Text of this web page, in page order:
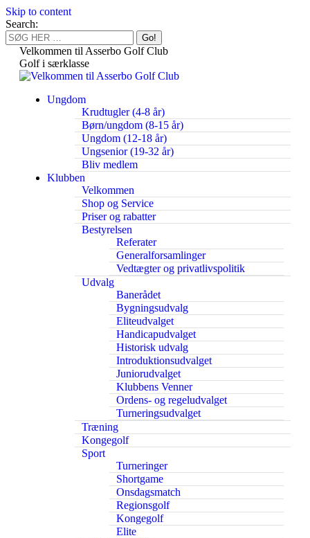
Skip to content
Search:
Velkommen til Asserbo Golf Club
Golf i særklasse
Ungdom
Krudtugler (4-8 år)
Børn/ungdom (8-15 år)
Ungdom (12-18 år)
Ungsenior (19-32 år)
Bliv medlem
Klubben
Velkommen
Shop og Service
Priser og rabatter
Bestyrelsen
Referater
Generalforsamlinger
Vedtægter og privatlivspolitik
Udvalg
Banerådet
Bygningsudvalg
Eliteudvalget
Handicapudvalget
Historisk udvalg
Introduktionsudvalget
Juniorudvalget
Klubbens Venner
Ordens- og regeludvalget
Turneringsudvalget
Træning
Kongegolf
Sport
Turneringer
Shortgame
Onsdagsmatch
Regionsgolf
Kongegolf
Elite